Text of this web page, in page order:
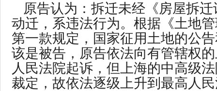
原告认为：拆迁未经《房屋拆
动迁，系违法行为。根据《土地
第一款规定，国家征用土地的公
该是被告，原告依法向有管辖权
人民法院起诉，但上海的中高级
裁定，故依法逐级上升到最高人